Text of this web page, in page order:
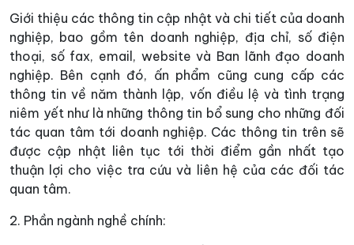
Giới thiệu các thông tin cập nhật và chi tiết của doanh
nghiệp, bao gồm tên doanh nghiệp, địa chỉ, số điện
thoại, số fax, email, website và Ban lãnh đạo doanh
nghiệp. Bên cạnh đó, ấn phẩm cũng cung cấp các
thông tin về năm thành lập, vốn điều lệ và tình trạng
niêm yết như là những thông tin bổ sung cho những đối
tác quan tâm tới doanh nghiệp. Các thông tin trên sẽ
được cập nhật liên tục tới thời điểm gần nhất tạo
thuận lợi cho việc tra cứu và liên hệ của các đối tác
quan tâm.
2. Phần ngành nghề chính: